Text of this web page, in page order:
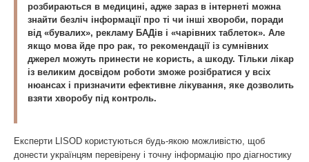
розбираються в медицині, адже зараз в інтернеті можна
знайти безліч інформації про ті чи інші хвороби, поради
від «бувалих», рекламу БАДів і «чарівних таблеток». Але
якщо мова йде про рак, то рекомендації із сумнівних
джерел можуть принести не користь, а шкоду. Тільки лікар
із великим досвідом роботи зможе розібратися у всіх
нюансах і призначити ефективне лікування, яке дозволить
взяти хворобу під контроль.
Експерти LISOD користуються будь-якою можливістю, щоб
донести українцям перевірену і точну інформацію про діагностику